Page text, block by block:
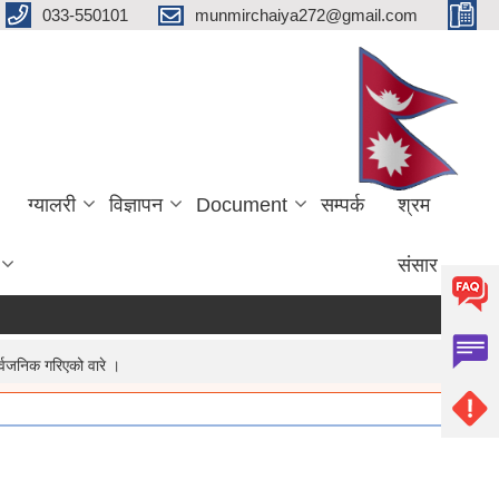
033-550101 munmirchaiya272@gmail.com
ग्यालरी विज्ञापन Document सम्पर्क श्रम
संसार
गरिएको वारे ।